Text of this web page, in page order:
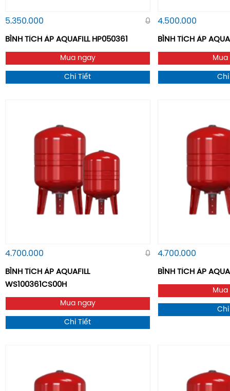
5.350.000 0
BÌNH TÍCH ÁP AQUAFILL HP050361
Mua ngay
Chi Tiết
4.500.000
BÌNH TÍCH ÁP
4.700.000 0
BÌNH TÍCH ÁP AQUAFILL
WS100361CS00H
Mua ngay
Chi Tiết
4.700.000
BÌNH TÍCH ÁP
Mua